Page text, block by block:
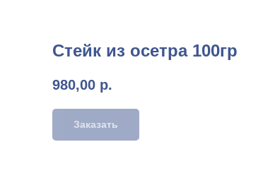
Стейк из осетра 100гр
980,00 р.
Заказать